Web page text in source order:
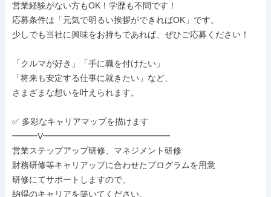
営業経験がない方もOK！学歴も不問です！
応募条件は「元気で明るい挨拶ができればOK」です。
少しでも当社に興味をお持ちであれば、ぜひご応募ください！
「クルマが好き」「手に職を付けたい」
「将来も安定する仕事に就きたい」など、
さまざまな想いを叶えられます。
✅ 多彩なキャリアマップを描けます
━━━V━━━━━━━━━━━━━━━
営業ステップアップ研修、マネジメント研修
財務研修等キャリアップに合わせたプログラムを用意
研修にてサポートしますので、
納得のキャリアを築いてください。